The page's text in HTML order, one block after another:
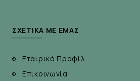
ΣΧΕΤΙΚΆ ΜΕ ΕΜΆΣ
Εταιρικό Προφίλ
Επικοινωνία